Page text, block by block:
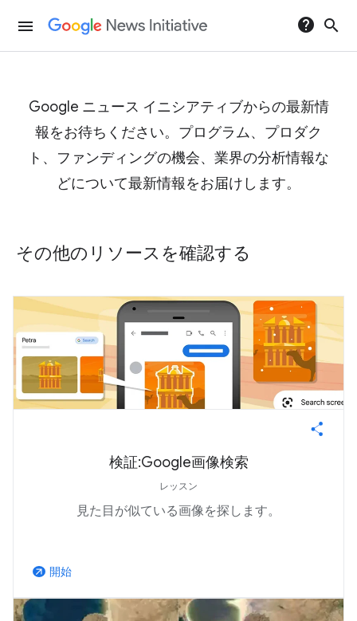
menu help search
Google ニュース イニシアティブからの最新情
報をお待ちください。プログラム、プロダク
ト、ファンディングの機会、業界の分析情報な
どについて最新情報をお届けします。
その他のリソースを確認する
検証:Google画像検索
レッスン
見た目が似ている画像を探します。
arrow_outward 開始